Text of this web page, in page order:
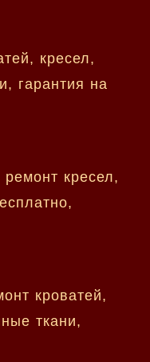
кресел,
гарантия на
кресел,
кроватей,
ткани,